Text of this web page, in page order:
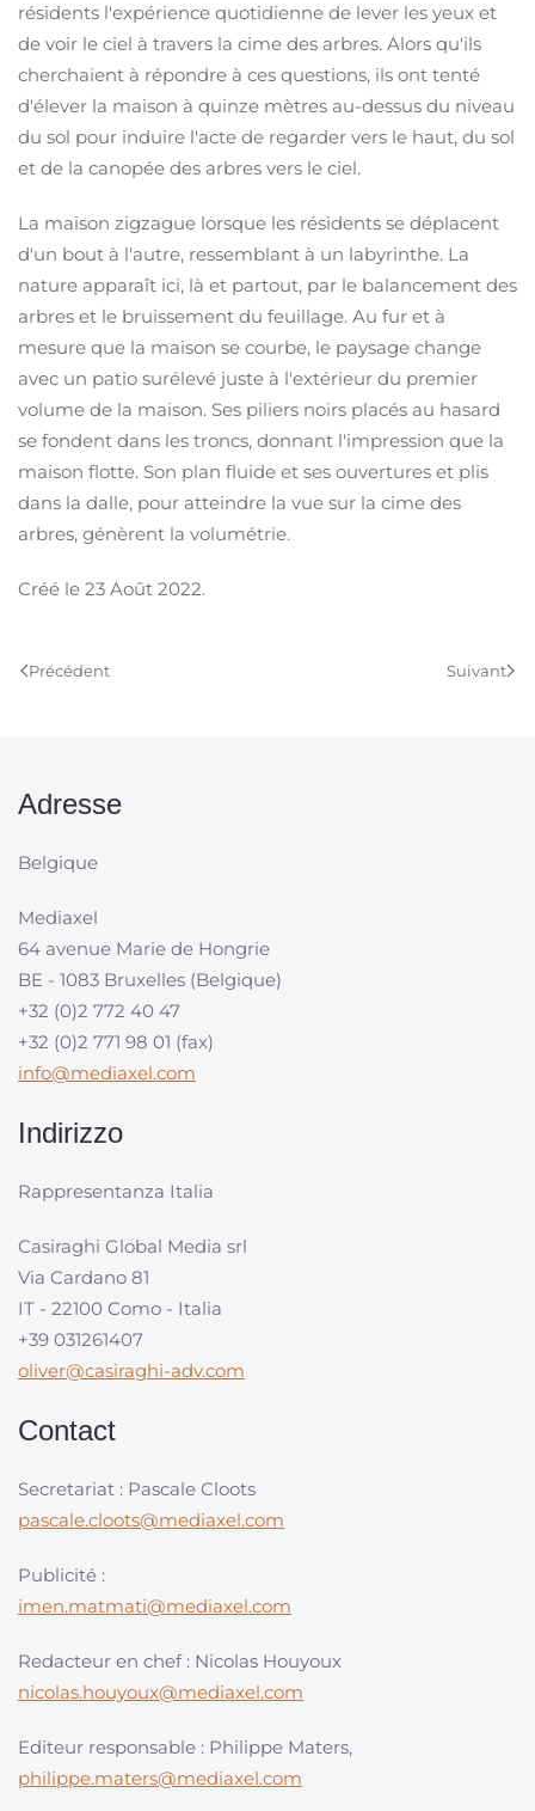
résidents l'expérience quotidienne de lever les yeux et
de voir le ciel à travers la cime des arbres. Alors qu'ils
cherchaient à répondre à ces questions, ils ont tenté
d'élever la maison à quinze mètres au-dessus du niveau
du sol pour induire l'acte de regarder vers le haut, du sol
et de la canopée des arbres vers le ciel.
La maison zigzague lorsque les résidents se déplacent
d'un bout à l'autre, ressemblant à un labyrinthe. La
nature apparaît ici, là et partout, par le balancement des
arbres et le bruissement du feuillage. Au fur et à
mesure que la maison se courbe, le paysage change
avec un patio surélevé juste à l'extérieur du premier
volume de la maison. Ses piliers noirs placés au hasard
se fondent dans les troncs, donnant l'impression que la
maison flotte. Son plan fluide et ses ouvertures et plis
dans la dalle, pour atteindre la vue sur la cime des
arbres, génèrent la volumétrie.
Créé le 23 Août 2022.
Précédent Suivant
Adresse
Belgique
Mediaxel
64 avenue Marie de Hongrie
BE - 1083 Bruxelles (Belgique)
+32 (0)2 772 40 47
+32 (0)2 771 98 01 (fax)
info@mediaxel.com
Indirizzo
Rappresentanza Italia
Casiraghi Global Media srl
Via Cardano 81
IT - 22100 Como - Italia
+39 031261407
oliver@casiraghi-adv.com
Contact
Secretariat : Pascale Cloots
pascale.cloots@mediaxel.com
Publicité :
imen.matmati@mediaxel.com
Redacteur en chef : Nicolas Houyoux
nicolas.houyoux@mediaxel.com
Editeur responsable : Philippe Maters,
philippe.maters@mediaxel.com